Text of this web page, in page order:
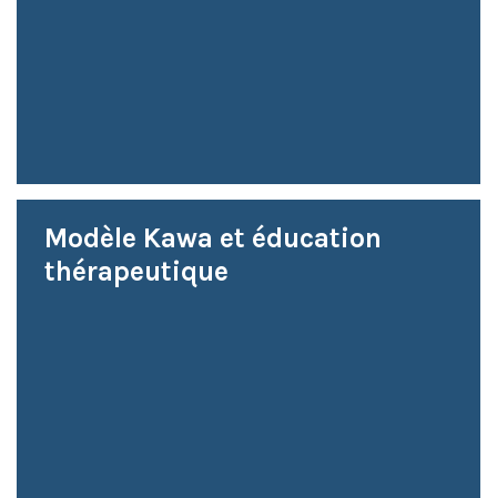
Modèle Kawa et éducation
thérapeutique